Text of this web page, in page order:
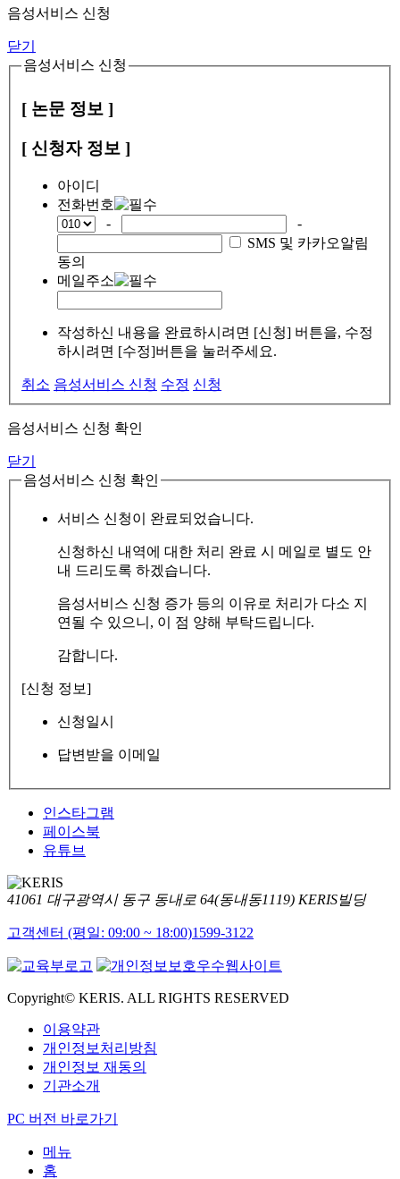
음성서비스 신청
닫기
음성서비스 신청
[ 논문 정보 ]
[ 신청자 정보 ]
아이디
전화번호
-
-
SMS 및 카카오알림
동의
메일주소
작성하신 내용을 완료하시려면 [신청] 버튼을, 수정
하시려면 [수정]버튼을 눌러주세요.
취소 음성서비스 신청 수정 신청
음성서비스 신청 확인
닫기
음성서비스 신청 확인
서비스 신청이 완료되었습니다.
신청하신 내역에 대한 처리 완료 시 메일로 별도 안
내 드리도록 하겠습니다.
음성서비스 신청 증가 등의 이유로 처리가 다소 지
연될 수 있으니, 이 점 양해 부탁드립니다.
감합니다.
[신청 정보]
신청일시
답변받을 이메일
인스타그램
페이스북
유튜브
41061 대구광역시 동구 동내로 64(동내동1119) KERIS빌딩
고객센터 (평일: 09:00 ~ 18:00)1599-3122
Copyright© KERIS. ALL RIGHTS RESERVED
이용약관
개인정보처리방침
개인정보 재동의
기관소개
PC 버전 바로가기
메뉴
홈